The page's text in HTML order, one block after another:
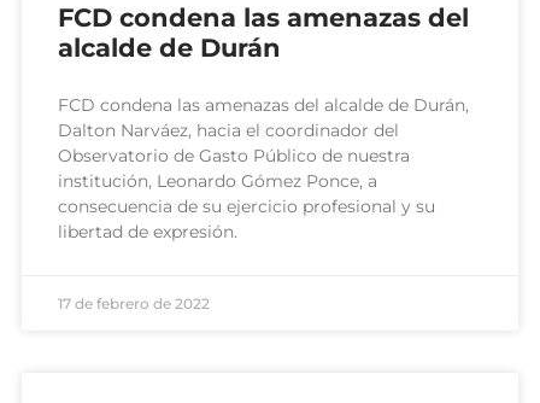
FCD condena las amenazas del
alcalde de Durán
FCD condena las amenazas del alcalde de Durán,
Dalton Narváez, hacia el coordinador del
Observatorio de Gasto Público de nuestra
institución, Leonardo Gómez Ponce, a
consecuencia de su ejercicio profesional y su
libertad de expresión.
17 de febrero de 2022